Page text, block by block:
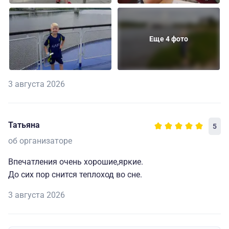
Еще 4 фото
3 августа 2026
Татьяна 5
об организаторе
Впечатления очень хорошие,яркие.
До сих пор снится теплоход во сне.
3 августа 2026